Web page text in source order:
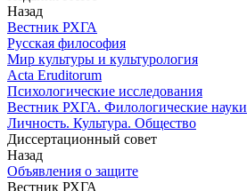
Назад
Вестник РХГА
Русская философия
Мир культуры и культурология
Acta Eruditorum
Психологические исследования
Вестник РХГА. Филологические науки
Личность. Культура. Общество
Диссертационный совет
Назад
Объявления о защите
Вестник РХГА